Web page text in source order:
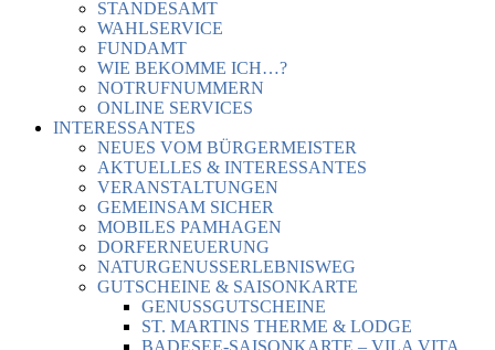
STANDESAMT
WAHLSERVICE
FUNDAMT
WIE BEKOMME ICH…?
NOTRUFNUMMERN
ONLINE SERVICES
INTERESSANTES
NEUES VOM BÜRGERMEISTER
AKTUELLES & INTERESSANTES
VERANSTALTUNGEN
GEMEINSAM SICHER
MOBILES PAMHAGEN
DORFERNEUERUNG
NATURGENUSSERLEBNISWEG
GUTSCHEINE & SAISONKARTE
GENUSSGUTSCHEINE
ST. MARTINS THERME & LODGE
BADESEE-SAISONKARTE – VILA VITA